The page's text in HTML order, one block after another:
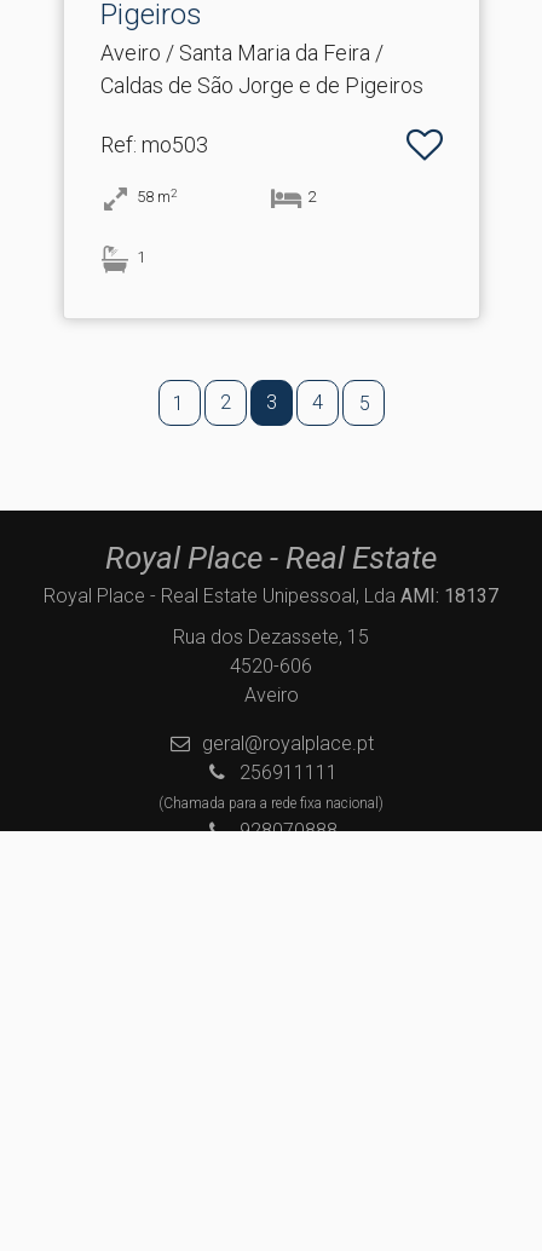
Pigeiros
Aveiro / Santa Maria da Feira /
Caldas de São Jorge e de Pigeiros
Ref: mo503
58 m2 2
1
1 2 3 4 5
Royal Place - Real Estate
Royal Place - Real Estate Unipessoal, Lda AMI: 18137
Rua dos Dezassete, 15
4520-606
Aveiro
geral@royalplace.pt
256911111
(Chamada para a rede fixa nacional)
928070888